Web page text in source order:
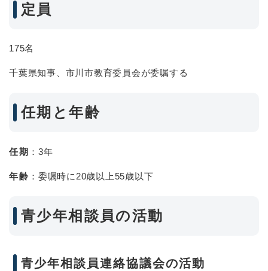
定員
175名
千葉県知事、市川市教育委員会が委嘱する
任期と年齢
任期 ：3年
年齢 ：委嘱時に20歳以上55歳以下
青少年相談員の活動
青少年相談員連絡協議会の活動